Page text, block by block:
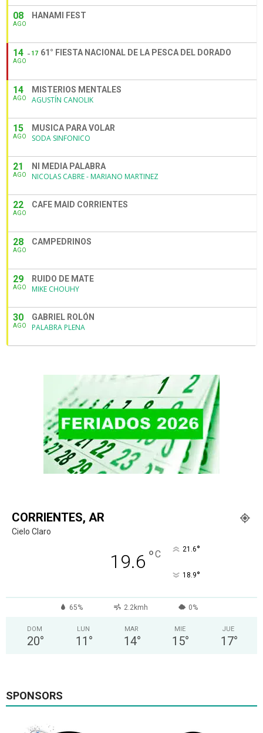
08
AGO
HANAMI FEST
14
AGO
17 61° FIESTA NACIONAL DE LA PESCA DEL DORADO
14
AGO
MISTERIOS MENTALES
AGUSTÍN CANOLIK
15
AGO
MUSICA PARA VOLAR
SODA SINFONICO
21
AGO
NI MEDIA PALABRA
NICOLAS CABRE - MARIANO MARTINEZ
22
AGO
CAFE MAID CORRIENTES
28
AGO
CAMPEDRINOS
29
AGO
RUIDO DE MATE
MIKE CHOUHY
30
AGO
GABRIEL ROLÓN
PALABRA PLENA
CORRIENTES, AR
Cielo Claro
19.6 °C 21.6°
18.9°
65% 2.2kmh 0%
DOM
20°
LUN
11 °
MAR
14°
MIE
15°
JUE
17°
SPONSORS